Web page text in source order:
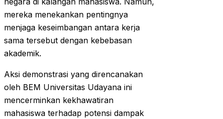
mereka menekankan pentingnya
menjaga keseimbangan antara kerja
sama tersebut dengan kebebasan
akademik.​
Aksi demonstrasi yang direncanakan
oleh BEM Universitas Udayana ini
mencerminkan kekhawatiran
mahasiswa terhadap potensi dampak